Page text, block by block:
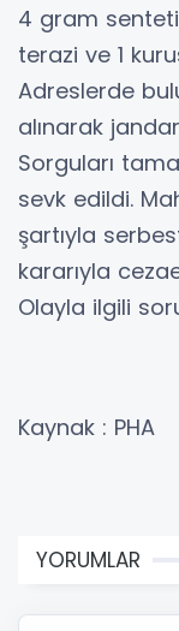
4 gram
terazi ve 1
Adreslerde
alınarak
Sorguları
sevk edildi.
şartıyla
kararıyla
Olayla ilgili
Kaynak : PHA
YORUMLAR